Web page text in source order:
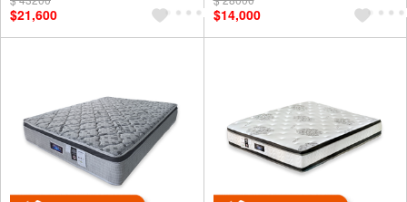
$21,600 $14,000